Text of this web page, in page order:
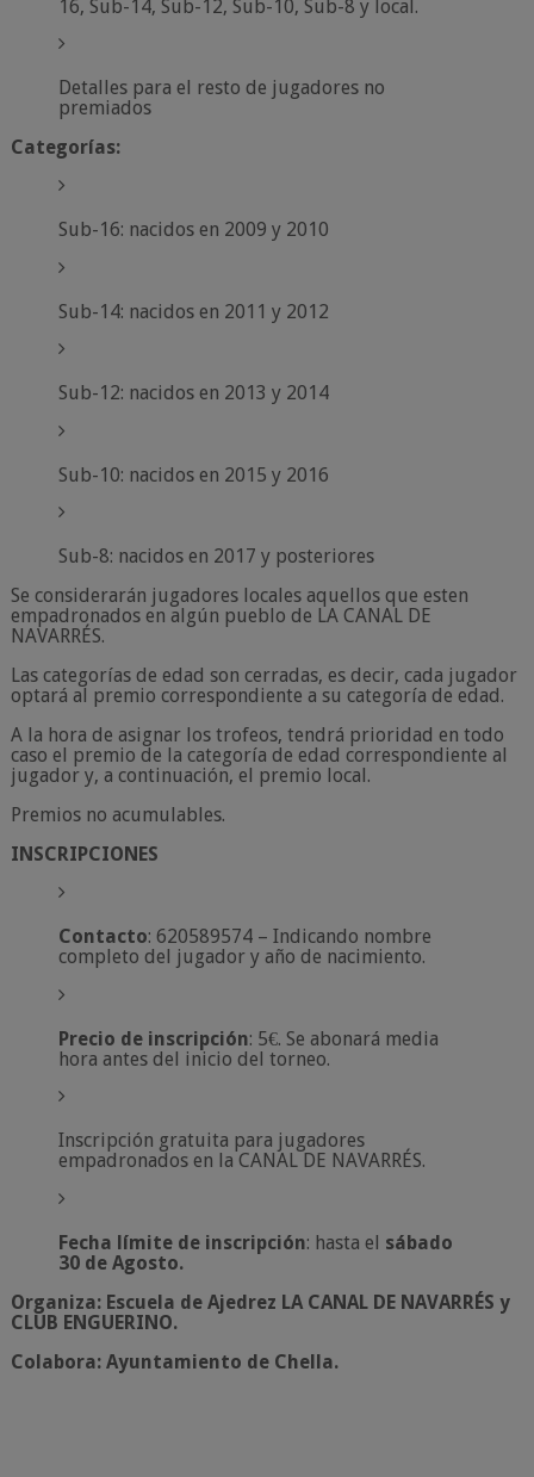
16, Sub-14, Sub-12, Sub-10, Sub-8 y local.
Detalles para el resto de jugadores no
premiados
Categorías:
Sub-16: nacidos en 2009 y 2010
Sub-14: nacidos en 2011 y 2012
Sub-12: nacidos en 2013 y 2014
Sub-10: nacidos en 2015 y 2016
Sub-8: nacidos en 2017 y posteriores
Se considerarán jugadores locales aquellos que esten
empadronados en algún pueblo de LA CANAL DE
NAVARRÉS.
Las categorías de edad son cerradas, es decir, cada jugador
optará al premio correspondiente a su categoría de edad.
A la hora de asignar los trofeos, tendrá prioridad en todo
caso el premio de la categoría de edad correspondiente al
jugador y, a continuación, el premio local.
Premios no acumulables.
INSCRIPCIONES
Contacto: 620589574 – Indicando nombre
completo del jugador y año de nacimiento.
Precio de inscripción: 5€. Se abonará media
hora antes del inicio del torneo.
Inscripción gratuita para jugadores
empadronados en la CANAL DE NAVARRÉS.
Fecha límite de inscripción: hasta el sábado
30 de Agosto.
Organiza: Escuela de Ajedrez LA CANAL DE NAVARRÉS y
CLUB ENGUERINO.
Colabora: Ayuntamiento de Chella.